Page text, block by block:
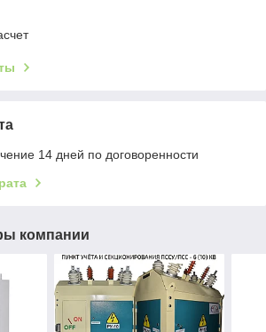
14 дней по договоренности
компании